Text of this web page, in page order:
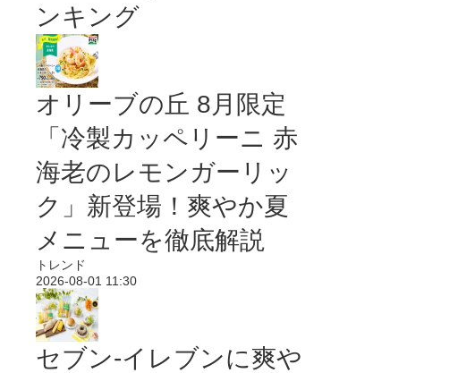
ンキング
オリーブの丘 8月限定
「冷製カッペリーニ 赤
海老のレモンガーリッ
ク」新登場！爽やか夏
メニューを徹底解説
トレンド
2026-08-01 11:30
セブン‐イレブンに爽や